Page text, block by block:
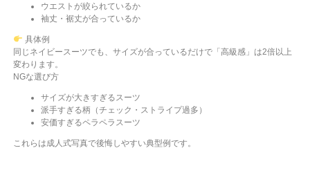
ウエストが絞られているか
袖丈・裾丈が合っているか
具体例
同じネイビースーツでも、サイズが合っているだけで「高級感」は2倍以上
変わります。
NGな選び方
サイズが大きすぎるスーツ
派手すぎる柄（チェック・ストライプ過多）
安価すぎるペラペラスーツ
これらは成人式写真で後悔しやすい典型例です。